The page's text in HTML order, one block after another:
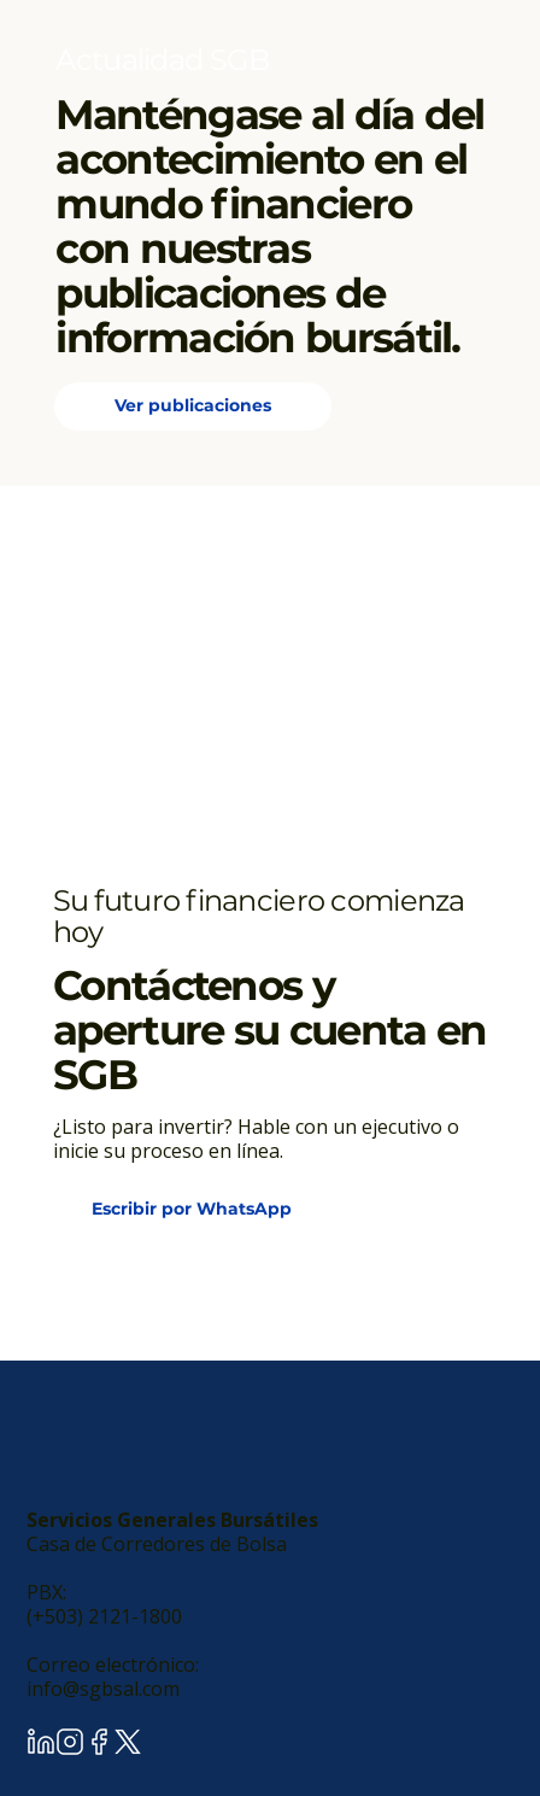
Manténgase al día del
acontecimiento en el
mundo financiero
con nuestras
publicaciones de
información bursátil.
Ver publicaciones
Su futuro financiero comienza
hoy
Contáctenos y
aperture su cuenta en
SGB
¿Listo para invertir? Hable con un ejecutivo o
inicie su proceso en línea.
Escribir por WhatsApp
Servicios Generales Bursátiles
Casa de Corredores de Bolsa
PBX:
​(+503) 2121-1800
Correo electrónico:
info@sgbsal.com